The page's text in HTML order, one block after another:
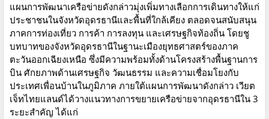
แผนการพัฒนาเครือข่ายดังกล่าวมุ่งเพิ่มทางเลือกการเดินทางให้แก่
ประชาชนในจังหวัดอุดรธานีและพื้นที่ใกล้เคียง ตลอดจนสนับสนุน
ภาคการท่องเที่ยว การค้า การลงทุน และเศรษฐกิจท้องถิ่น โดยชู
บทบาทของจังหวัดอุดรธานีในฐานะเมืองยุทธศาสตร์ของภาค
ตะวันออกเฉียงเหนือ ซึ่งมีความพร้อมทั้งด้านโครงสร้างพื้นฐานการ
บิน ศักยภาพด้านเศรษฐกิจ วัฒนธรรม และความเชื่อมโยงกับ
ประเทศเพื่อนบ้านในภูมิภาค ภายใต้แผนการพัฒนาดังกล่าว เวียต
เจ็ทไทยแลนด์ได้วางแนวทางการขยายเครือข่ายจากอุดรธานีใน 3
ระยะสำคัญ ได้แก่